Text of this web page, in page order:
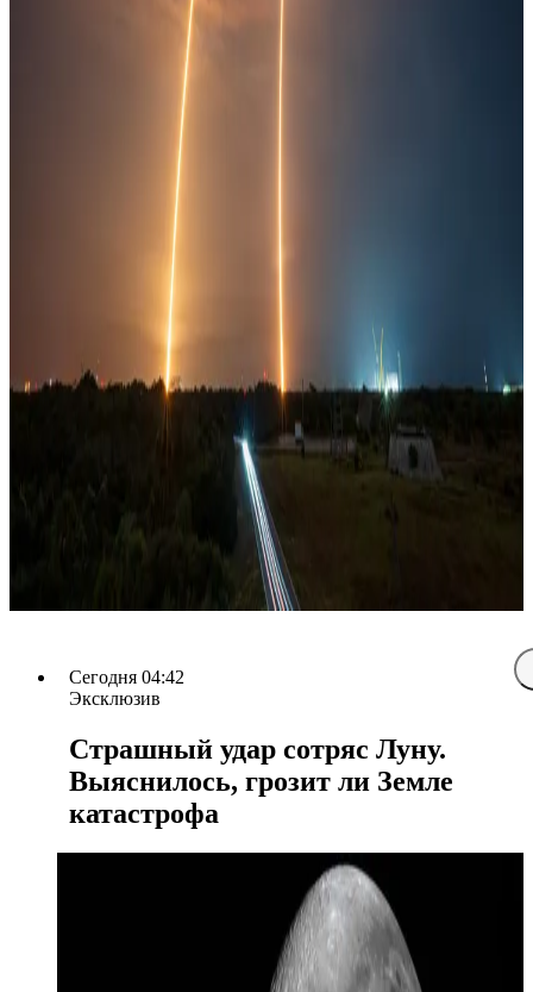
Сегодня 04:42
Эксклюзив
Страшный удар сотряс Луну.
Выяснилось, грозит ли Земле
катастрофа